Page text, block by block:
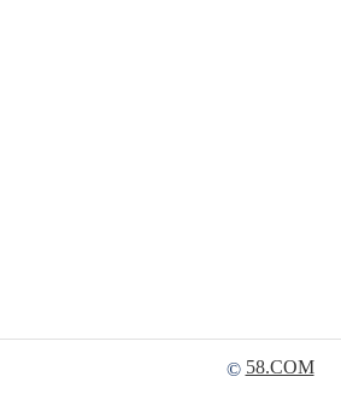
© 58.COM